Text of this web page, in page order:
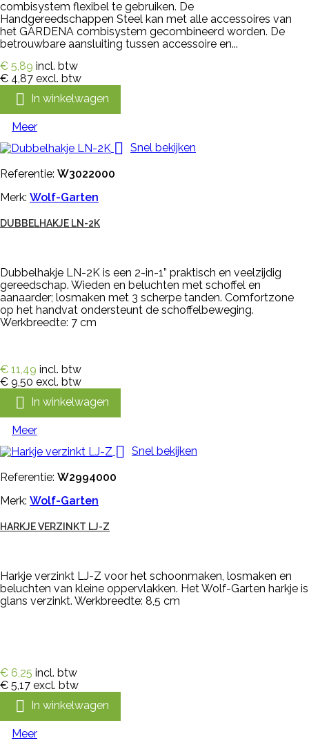
combisystem flexibel te gebruiken. De
Handgereedschappen Steel kan met alle accessoires van
het GARDENA combisystem gecombineerd worden. De
betrouwbare aansluiting tussen accessoire en...
€ 5,89 incl. btw
€ 4,87 excl. btw
 In winkelwagen
Meer
 Snel bekijken
Referentie: W3022000
Merk: Wolf-Garten
DUBBELHAKJE LN-2K
Dubbelhakje LN-2K is een 2-in-1” praktisch en veelzijdig
gereedschap. Wieden en beluchten met schoffel en
aanaarder; losmaken met 3 scherpe tanden. Comfortzone
op het handvat ondersteunt de schoffelbeweging.
Werkbreedte: 7 cm
€ 11,49 incl. btw
€ 9,50 excl. btw
 In winkelwagen
Meer
 Snel bekijken
Referentie: W2994000
Merk: Wolf-Garten
HARKJE VERZINKT LJ-Z
Harkje verzinkt LJ-Z voor het schoonmaken, losmaken en
beluchten van kleine oppervlakken. Het Wolf-Garten harkje is
glans verzinkt. Werkbreedte: 8,5 cm
€ 6,25 incl. btw
€ 5,17 excl. btw
 In winkelwagen
Meer